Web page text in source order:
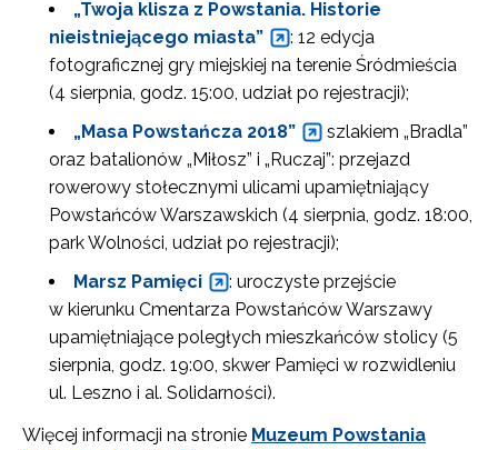
„Twoja klisza z Powstania. Historie
nieistniejącego miasta”
: 12 edycja
fotograficznej gry miejskiej na terenie Śródmieścia
(4 sierpnia, godz. 15:00, udział po rejestracji);
„Masa Powstańcza 2018”
szlakiem „Bradla”
oraz batalionów „Miłosz” i „Ruczaj”: przejazd
rowerowy stołecznymi ulicami upamiętniający
Powstańców Warszawskich (4 sierpnia, godz. 18:00,
park Wolności, udział po rejestracji);
Marsz Pamięci
: uroczyste przejście
w kierunku Cmentarza Powstańców Warszawy
upamiętniające poległych mieszkańców stolicy (5
sierpnia, godz. 19:00, skwer Pamięci w rozwidleniu
ul. Leszno i al. Solidarności).
Więcej informacji na stronie Muzeum Powstania